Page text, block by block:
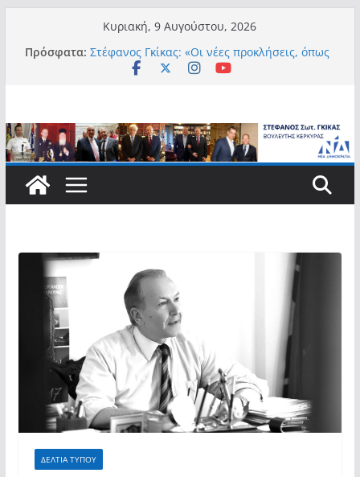
περιεχόμενο
Κυριακή, 9 Αυγούστου, 2026
Πρόσφατα: Στέφανος Γκίκας: «Οι νέες προκλήσεις, όπως
η τεχνητή νοημοσύνη, η κλιματική κρίση, η
απαντήσεις»
Στέφανος Γκίκας:
Στέφανος Γκίκας:
Στέφανος Γκίκας: «Η πρωτοβουλία “Smart
καθημερινότητάς τους»
Στέφανος Γκίκας: «Καλωσορίζω θερμά τους
911 νέους φοιτητές που επέλεξαν τα 6
Τμήματα της Κέρκυρας για τις σπουδές
ΔΕΛΤΙΑ ΤΥΠΟΥ